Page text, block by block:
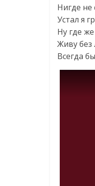
Нигде не
Устал я
Ну где
Живу без
Всегда